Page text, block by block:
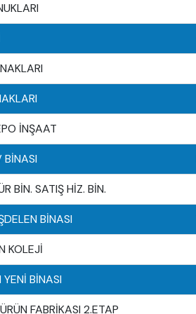
İNŞAAT
BİN. SATIŞ HİZ. BİN.
BİNASI
KOLEJİ
BİNASI
FABRİKASI 2.ETAP